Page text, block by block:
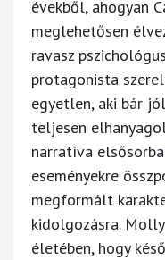
évekből, ahogyan
meglehetősen
ravasz
protagonista
egyetlen, aki bár
teljesen
narratíva
eseményekre
megformált
kidolgozásra.
életében, hogy